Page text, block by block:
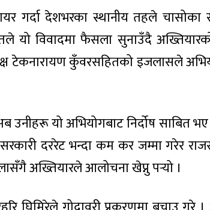
गर्दा देशभरका स्थानीय तहले
यो विवादमा फैसला सुनाउँदै
टेकनारायण कुँवरसहितको इजलासले
यो अभियोगबाट निर्दोष साबित भए
दररेट भन्दा कम कर जम्मा गरेर
अख्तियारले आलोचना खेप्नु पर्‍यो ।